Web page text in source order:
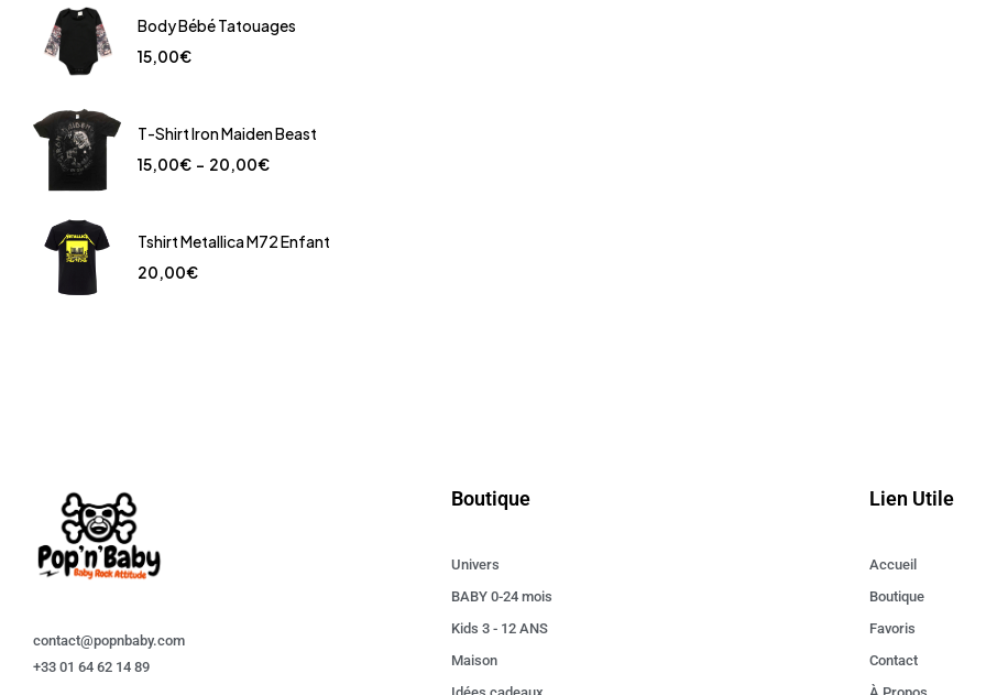
Body Bébé Tatouages
15,00€
T-Shirt Iron Maiden Beast
15,00€ – 20,00€
Tshirt Metallica M72 Enfant
20,00€
contact@popnbaby.com
+33 01 64 62 14 89
Boutique
Univers
BABY 0-24 mois
Kids 3 - 12 ANS
Maison
Lien Utile
Accueil
Boutique
Favoris
Contact